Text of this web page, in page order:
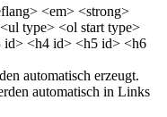
<em> <strong>
type> <ol start type>
<h4 id> <h5 id> <h6
automatisch erzeugt.
automatisch in Links